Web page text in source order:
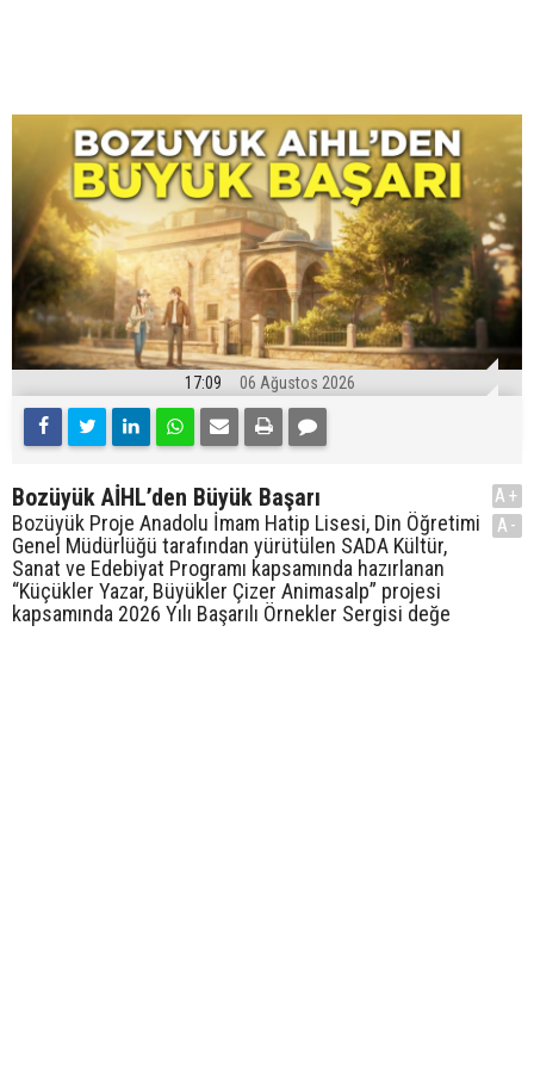
17:09 06 Ağustos 2026
Bozüyük AİHL’den Büyük Başarı
Bozüyük Proje Anadolu İmam Hatip Lisesi, Din Öğretimi
Genel Müdürlüğü tarafından yürütülen SADA Kültür,
Sanat ve Edebiyat Programı kapsamında hazırlanan
“Küçükler Yazar, Büyükler Çizer Animasalp” projesi
kapsamında 2026 Yılı Başarılı Örnekler Sergisi değe
A+
A-